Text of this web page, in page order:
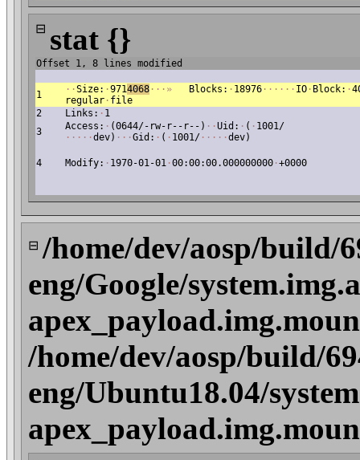
⊟ stat {}
Offset 1, 8 lines modified
1 · ·Size: ·9714068 · · · » Blocks: · 18976 · · · · · · IO · Block: ·
regular · file
2
Links: · 1
3
Access: · (0644/-rw-r--r--) · ·Uid: · ( · 1001/
· · · · ·dev) · · ·Gid: · ( · 1001/ · · · · ·dev)
4 Modify: · 1970-01-01 ·00:00:00.000000000 ·+0000
⊟ /home/dev/aosp/build/
eng/Google/
/home/dev/aosp/build/
eng/Ubuntu18.04/